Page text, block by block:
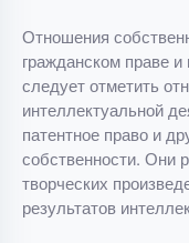
Отношения
гражданском праве
следует отметить
интеллектуальной
патентное право и
собственности. Они
творческих
результатов